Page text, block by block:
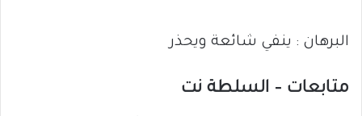
البرهان : ينفي شائعة ويحذر
متابعات – السلطة نت